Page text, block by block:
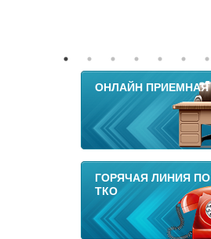
ОНЛАЙН ПРИЕМНАЯ
ГОРЯЧАЯ ЛИНИЯ ПО
ТКО